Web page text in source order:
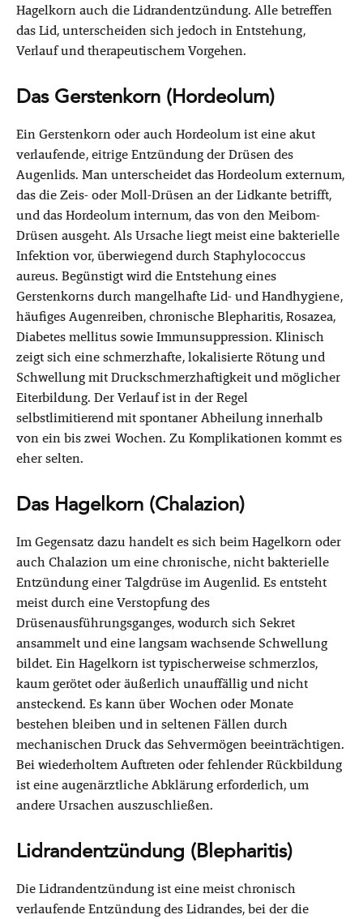
Hagelkorn auch die Lidrandentzündung. Alle betreffen
das Lid, unterscheiden sich jedoch in Entstehung,
Verlauf und therapeutischem Vorgehen.
Das Gerstenkorn (Hordeolum)
Ein Gerstenkorn oder auch Hordeolum ist eine akut
verlaufende, eitrige Entzündung der Drüsen des
Augenlids. Man unterscheidet das Hordeolum externum,
das die Zeis- oder Moll-Drüsen an der Lidkante betrifft,
und das Hordeolum internum, das von den Meibom-
Drüsen ausgeht. Als Ursache liegt meist eine bakterielle
Infektion vor, überwiegend durch Staphylococcus
aureus. Begünstigt wird die Entstehung eines
Gerstenkorns durch mangelhafte Lid- und Handhygiene,
häufiges Augenreiben, chronische Blepharitis, Rosazea,
Diabetes mellitus sowie Immunsuppression. Klinisch
zeigt sich eine schmerzhafte, lokalisierte Rötung und
Schwellung mit Druckschmerzhaftigkeit und möglicher
Eiterbildung. Der Verlauf ist in der Regel
selbstlimitierend mit spontaner Abheilung innerhalb
von ein bis zwei Wochen. Zu Komplikationen kommt es
eher selten.
Das Hagelkorn (Chalazion)
Im Gegensatz dazu handelt es sich beim Hagelkorn oder
auch Chalazion um eine chronische, nicht bakterielle
Entzündung einer Talgdrüse im Augenlid. Es entsteht
meist durch eine Verstopfung des
Drüsenausführungsganges, wodurch sich Sekret
ansammelt und eine langsam wachsende Schwellung
bildet. Ein Hagelkorn ist typischerweise schmerzlos,
kaum gerötet oder äußerlich unauffällig und nicht
ansteckend. Es kann über Wochen oder Monate
bestehen bleiben und in seltenen Fällen durch
mechanischen Druck das Sehvermögen beeinträchtigen.
Bei wiederholtem Auftreten oder fehlender Rückbildung
ist eine augenärztliche Abklärung erforderlich, um
andere Ursachen auszuschließen.
Lidrandentzündung (Blepharitis)
Die Lidrandentzündung ist eine meist chronisch
verlaufende Entzündung des Lidrandes, bei der die